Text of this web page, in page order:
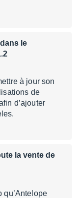
le
à jour son
de
d’ajouter
la vente de
qu’Antelope